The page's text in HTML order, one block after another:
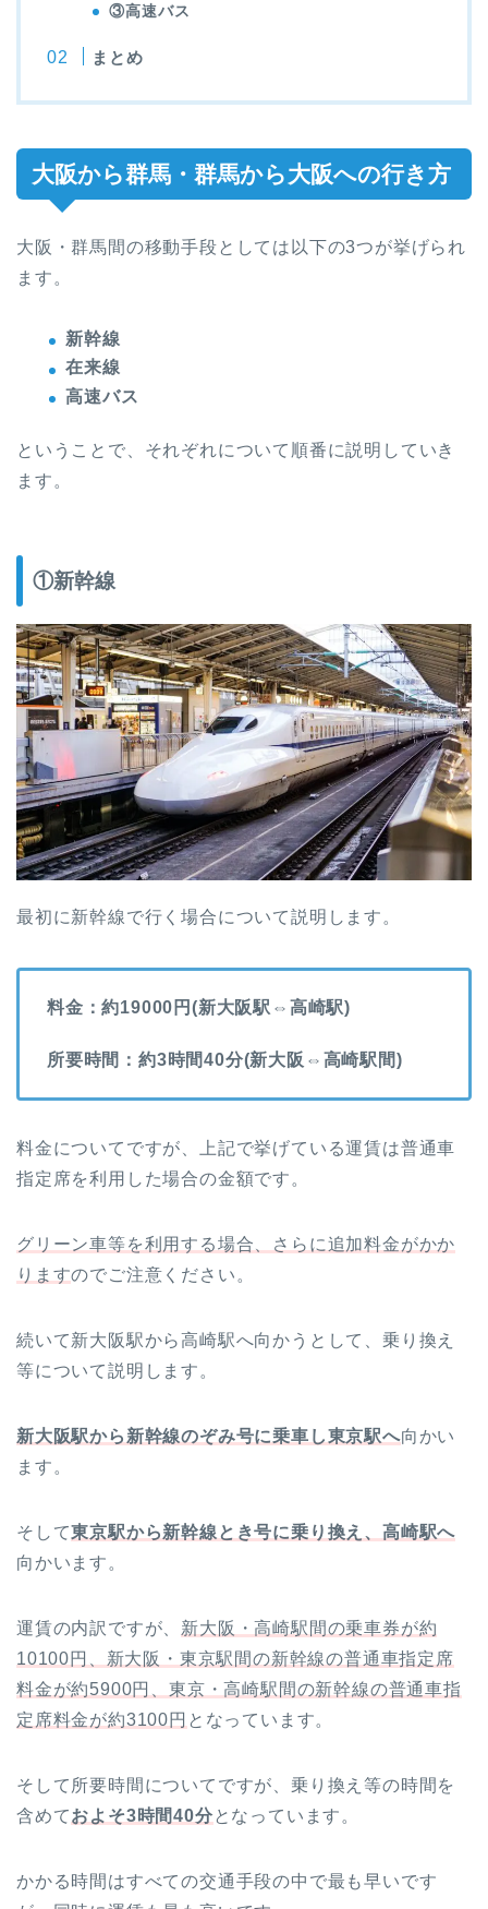
③高速バス
まとめ
大阪から群馬・群馬から大阪への行き方
大阪・群馬間の移動手段としては以下の3つが挙げられ
ます。
新幹線
在来線
高速バス
ということで、それぞれについて順番に説明していき
ます。
①新幹線
最初に新幹線で行く場合について説明します。
料金：約19000円(新大阪駅⇔高崎駅)
所要時間：約3時間40分(新大阪⇔高崎駅間)
料金についてですが、上記で挙げている運賃は普通車
指定席を利用した場合の金額です。
グリーン車等を利用する場合、さらに追加料金がかか
りますのでご注意ください。
続いて新大阪駅から高崎駅へ向かうとして、乗り換え
等について説明します。
新大阪駅から新幹線のぞみ号に乗車し東京駅へ向かい
ます。
そして東京駅から新幹線とき号に乗り換え、高崎駅へ
向かいます。
運賃の内訳ですが、 新大阪・高崎駅間の乗車券が約
10100円
新大阪・東京駅間の新幹線の普通車指定席
料金が約5900円
、東京・高崎駅間の新幹線の普通車指
定席料金が約3100円 となっています。
そして所要時間についてですが、乗り換え等の時間を
含めておよそ3時間40分 となっています。
かかる時間はすべての交通手段の中で最も早いです